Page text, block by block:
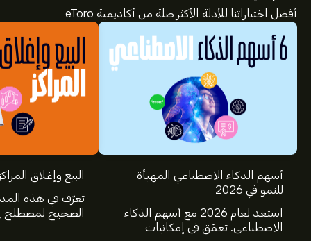
أفضل اختياراتنا للأدلة الأكثر صلة من أكاديمية eToro
أسهم الذكاء الاصطناعي المهيأة
للنمو في 2026
استعد لعام 2026 مع أسهم الذكاء
الاصطناعي. تعمّق في إمكانيات
البيع وإغلاق
تعرّف في هذه
الصحيح لمصطلح